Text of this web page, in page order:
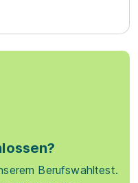
Berufswahltest.